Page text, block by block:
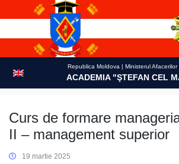
Republica Moldova | Ministerul Afacerilor
ACADEMIA "ŞTEFAN CEL
Curs de formare
II – management superior
19 martie 2025